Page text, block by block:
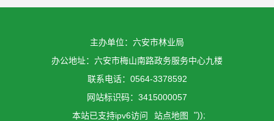
主办单位：六安市林业局
办公地址：六安市梅山南路政务服务中心九楼
联系电话：0564-3378592
网站标识码：3415000057
本站已支持ipv6访问
站点地图 "));